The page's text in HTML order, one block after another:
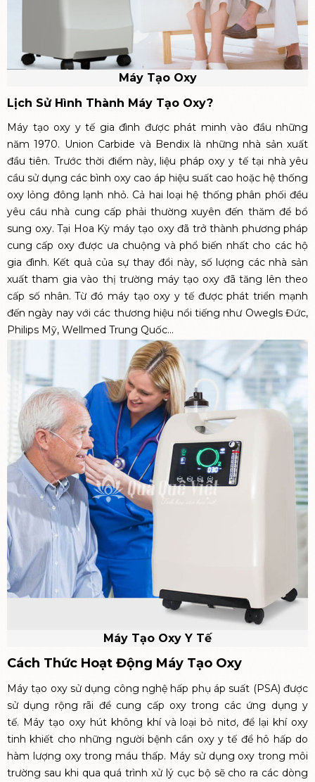
Máy Tạo Oxy
Lịch Sử Hình Thành Máy Tạo Oxy?
Máy tạo oxy y tế gia đình được phát minh vào đầu những
năm 1970. Union Carbide và Bendix là những nhà sản xuất
đầu tiên. Trước thời điểm này, liệu pháp oxy y tế tại nhà yêu
cầu sử dụng các bình oxy cao áp hiệu suất cao hoặc hệ thống
oxy lỏng đông lạnh nhỏ. Cả hai loại hệ thống phân phối đều
yêu cầu nhà cung cấp phải thường xuyên đến thăm để bổ
sung oxy. Tại Hoa Kỳ máy tạo oxy đã trở thành phương pháp
cung cấp oxy được ưa chuộng và phổ biến nhất cho các hộ
gia đình. Kết quả của sự thay đổi này, số lượng các nhà sản
xuất tham gia vào thị trường máy tạo oxy đã tăng lên theo
cấp số nhân. Từ đó máy tạo oxy y tế được phát triển mạnh
đến ngày nay với các thương hiệu nổi tiếng như Owegls Đức,
Philips Mỹ, Wellmed Trung Quốc...
Máy Tạo Oxy Y Tế
Cách Thức Hoạt Động Máy Tạo Oxy
Máy tạo oxy sử dụng công nghệ hấp phụ áp suất (PSA) được
sử dụng rộng rãi để cung cấp oxy trong các ứng dụng y
tế. Máy tạo oxy hút không khí và loại bỏ nitơ, để lại khí oxy
tinh khiết cho những người bệnh cần oxy y tế để hô hấp do
hàm lượng oxy trong máu thấp. Máy sử dụng oxy trong môi
trường sau khi qua quá trình xử lý cục bộ sẽ cho ra các dòng